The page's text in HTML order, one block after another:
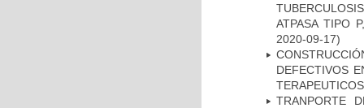
ATPASA TIPO
2020-09-17)
DEFECTIVOS
TRANPORTE